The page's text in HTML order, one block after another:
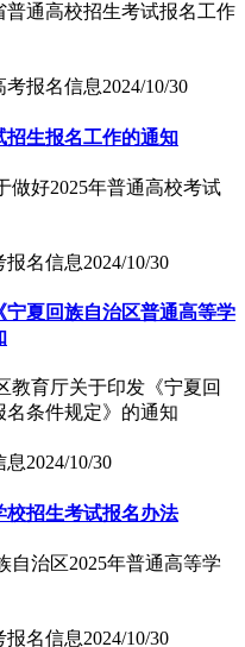
普通高校招生考试报名工作
考报名信息2024/10/30
招生报名工作的通知
做好2025年普通高校考试
报名信息2024/10/30
夏回族自治区普通高等学
教育厅关于印发《宁夏回
条件规定》的通知
息2024/10/30
校招生考试报名办法
自治区2025年普通高等学
报名信息2024/10/30